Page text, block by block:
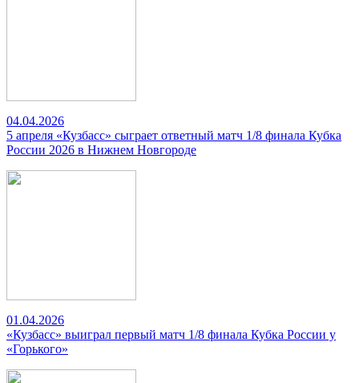
04.04.2026
5 апреля «Кузбасс» сыграет ответный матч 1/8 финала Кубка
России 2026 в Нижнем Новгороде
01.04.2026
«Кузбасс» выиграл первый матч 1/8 финала Кубка России у
«Горького»